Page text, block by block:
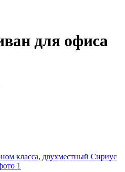
для офиса